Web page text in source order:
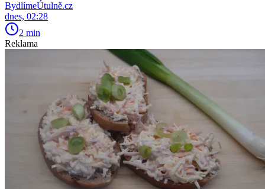
BydlímeÚtulně.cz
dnes, 02:28
2 min
Reklama